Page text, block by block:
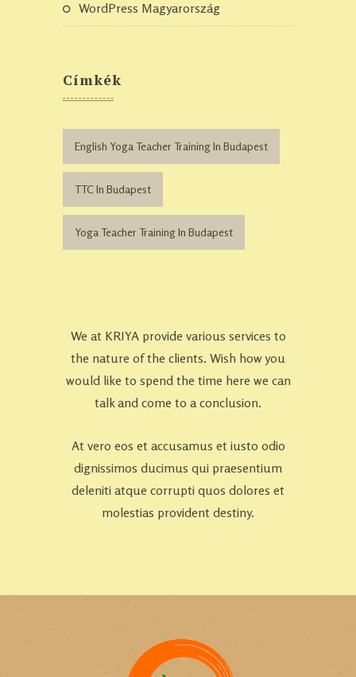
WordPress Magyarország
Címkék
English Yoga Teacher Training In Budapest
TTC In Budapest
Yoga Teacher Training In Budapest
We at KRIYA provide various services to
the nature of the clients. Wish how you
would like to spend the time here we can
talk and come to a conclusion.
At vero eos et accusamus et iusto odio
dignissimos ducimus qui praesentium
deleniti atque corrupti quos dolores et
molestias provident destiny.